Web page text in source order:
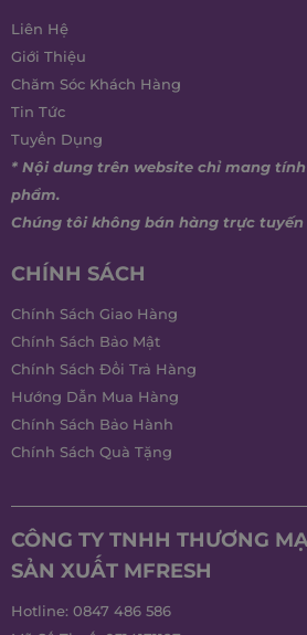
Liên Hệ
Giới Thiệu
Chăm Sóc Khách Hàng
Tin Tức
Tuyển Dụng
* Nội dung trên website chỉ mang
phẩm.
Chúng tôi không bán hàng trực tuyến
CHÍNH SÁCH
Chính Sách Giao Hàng
Chính Sách Bảo Mật
Chính Sách Đổi Trả Hàng
Hướng Dẫn Mua Hàng
Chính Sách Bảo Hành
Chính Sách Quà Tặng
CÔNG TY TNHH THƯƠNG
SẢN XUẤT MFRESH
Hotline: 0847 486 586